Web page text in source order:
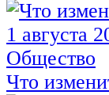
Общество
Что